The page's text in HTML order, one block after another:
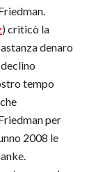
) criticò la
denaro
tempo
per
2008 le